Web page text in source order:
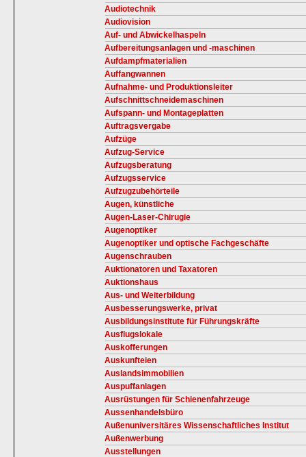
Audiotechnik
Audiovision
Auf- und Abwickelhaspeln
Aufbereitungsanlagen und -maschinen
Aufdampfmaterialien
Auffangwannen
Aufnahme- und Produktionsleiter
Aufschnittschneidemaschinen
Aufspann- und Montageplatten
Auftragsvergabe
Aufzüge
Aufzug-Service
Aufzugsberatung
Aufzugsservice
Aufzugzubehörteile
Augen, künstliche
Augen-Laser-Chirugie
Augenoptiker
Augenoptiker und optische Fachgeschäfte
Augenschrauben
Auktionatoren und Taxatoren
Auktionshaus
Aus- und Weiterbildung
Ausbesserungswerke, privat
Ausbildungsinstitute für Führungskräfte
Ausflugslokale
Auskofferungen
Auskunfteien
Auslandsimmobilien
Auspuffanlagen
Ausrüstungen für Schienenfahrzeuge
Aussenhandelsbüro
Außenuniversitäres Wissenschaftliches Institut
Außenwerbung
Ausstellungen